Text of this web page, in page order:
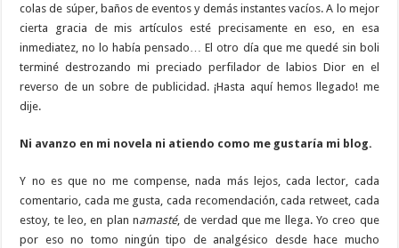
colas de súper, baños de eventos y demás instantes vacíos. A lo mejor
cierta gracia de mis artículos esté precisamente en eso, en esa
inmediatez, no lo había pensado… El otro día que me quedé sin boli
terminé destrozando mi preciado perfilador de labios Dior en el
reverso de un sobre de publicidad. ¡Hasta aquí hemos llegado! me
dije.
Ni avanzo en mi novela ni atiendo como me gustaría mi blog.
Y no es que no me compense, nada más lejos, cada lector, cada
comentario, cada me gusta, cada recomendación, cada retweet, cada
estoy, te leo, en plan namasté, de verdad que me llega. Yo creo que
por eso no tomo ningún tipo de analgésico desde hace mucho